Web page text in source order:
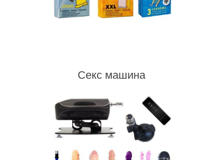
Секс машина